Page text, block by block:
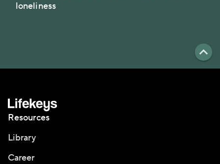
loneliness
Resources
Library
Career